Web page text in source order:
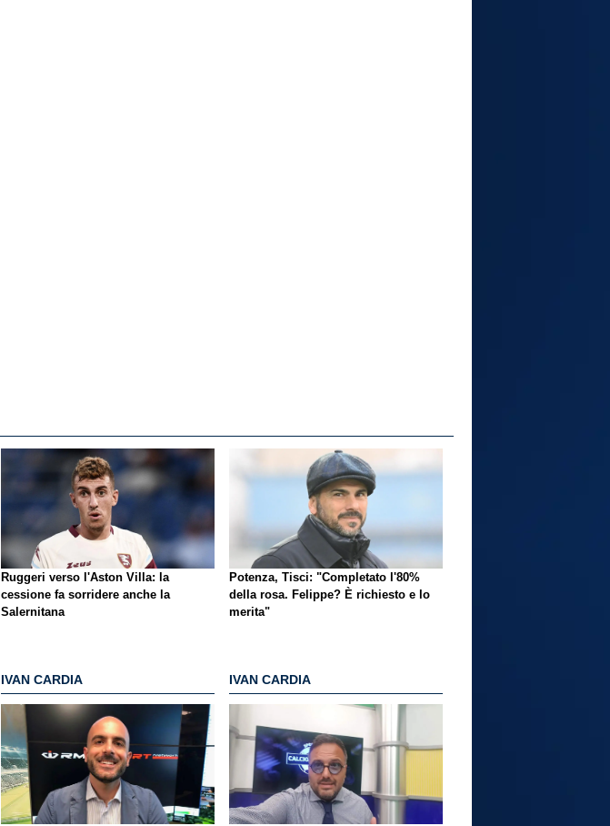
Ruggeri verso l'Aston Villa: la
cessione fa sorridere anche la
Salernitana
Potenza, Tisci: "Completato l'80%
della rosa. Felippe? È richiesto e lo
merita"
IVAN CARDIA IVAN CARDIA